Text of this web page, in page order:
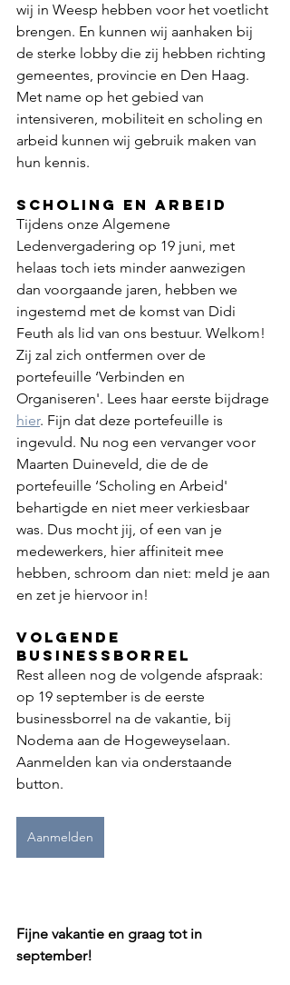
wij in Weesp hebben voor het voetlicht
brengen. En kunnen wij aanhaken bij
de sterke lobby die zij hebben richting
gemeentes, provincie en Den Haag.
Met name op het gebied van
intensiveren, mobiliteit en scholing en
arbeid kunnen wij gebruik maken van
hun kennis.
Scholing en Arbeid
Tijdens onze Algemene
Ledenvergadering op 19 juni, met
helaas toch iets minder aanwezigen
dan voorgaande jaren, hebben we
ingestemd met de komst van Didi
Feuth als lid van ons bestuur. Welkom!
Zij zal zich ontfermen over de
portefeuille ‘Verbinden en
Organiseren'. Lees haar eerste bijdrage
hier. Fijn dat deze portefeuille is
ingevuld. Nu nog een vervanger voor
Maarten Duineveld, die de de
portefeuille ‘Scholing en Arbeid'
behartigde en niet meer verkiesbaar
was. Dus mocht jij, of een van je
medewerkers, hier affiniteit mee
hebben, schroom dan niet: meld je aan
en zet je hiervoor in!
Volgende
businessborrel
Rest alleen nog de volgende afspraak:
op 19 september is de eerste
businessborrel na de vakantie, bij
Nodema aan de Hogeweyselaan.
Aanmelden kan via onderstaande
button.
Aanmelden
Fijne vakantie en graag tot in
september!